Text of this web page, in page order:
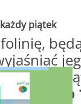
do
od 8:00
piątek